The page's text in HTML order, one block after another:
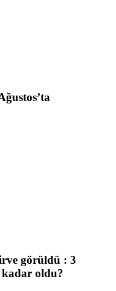
görüldü : 3
kadar oldu?